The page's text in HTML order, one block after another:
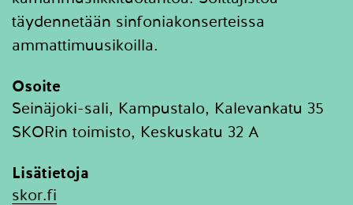
täydennetään sinfoniakonserteissa
ammattimuusikoilla.
Osoite
Seinäjoki-sali, Kampustalo, Kalevankatu 35
SKORin toimisto, Keskuskatu 32 A
Lisätietoja
skor.fi